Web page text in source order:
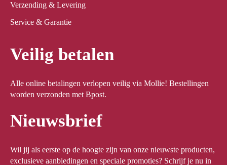
Verzending & Levering
Service & Garantie
Veilig betalen
Alle online betalingen verlopen veilig via Mollie! Bestellingen
worden verzonden met Bpost.
Nieuwsbrief
Wil jij als eerste op de hoogte zijn van onze nieuwste producten,
exclusieve aanbiedingen en speciale promoties? Schrijf je nu in